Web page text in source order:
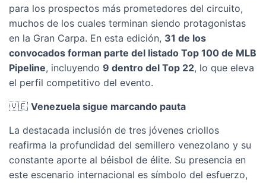
para los prospectos más prometedores del circuito,
muchos de los cuales terminan siendo protagonistas
en la Gran Carpa. En esta edición, 31 de los
convocados forman parte del listado Top 100 de MLB
Pipeline, incluyendo 9 dentro del Top 22, lo que eleva
el perfil competitivo del evento.
🇻🇪 Venezuela sigue marcando pauta
La destacada inclusión de tres jóvenes criollos
reafirma la profundidad del semillero venezolano y su
constante aporte al béisbol de élite. Su presencia en
este escenario internacional es símbolo del esfuerzo,